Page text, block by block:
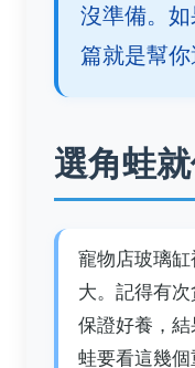
沒準備。
篇就是幫
選角蛙
寵物店玻璃
大。記得有
保證好養，
蛙要看這幾個